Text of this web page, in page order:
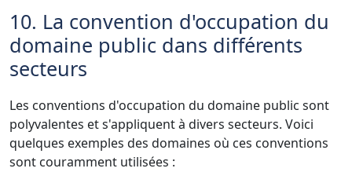
10. La convention d'occupation du
domaine public dans différents
secteurs
Les conventions d'occupation du domaine public sont
polyvalentes et s'appliquent à divers secteurs. Voici
quelques exemples des domaines où ces conventions
sont couramment utilisées :